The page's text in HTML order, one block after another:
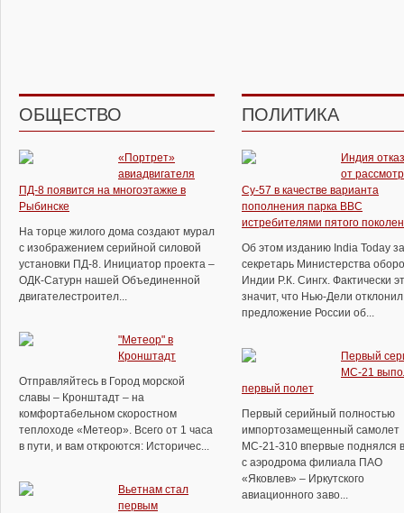
ОБЩЕСТВО
«Портрет»
авиадвигателя
ПД-8 появится на многоэтажке в
Рыбинске
На торце жилого дома создают мурал
с изображением серийной силовой
установки ПД-8. Инициатор проекта –
ОДК-Сатурн нашей Объединенной
двигателестроител...
"Метеор" в
Кронштадт
Отправляйтесь в Город морской
славы – Кронштадт – на
комфортабельном скоростном
теплоходе «Метеор». Всего от 1 часа
в пути, и вам откроются: Историчес...
Вьетнам стал
первым
ПОЛИТИКА
Индия
от
Су-57 в качестве варианта
пополнения парка ВВС
истребителями пятого
Об этом изданию India Today
секретарь Министерства
Индии Р.К. Сингх. Фактически
значит, что Нью-Дели отклонил
предложение России об...
Первый
МС-21
первый полет
Первый серийный полностью
импортозамещенный самолет
МС-21-310 впервые поднялся
с аэродрома филиала ПАО
«Яковлев» – Иркутского
авиационного заво...